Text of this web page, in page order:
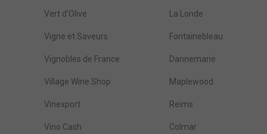
Vert d'Olive La Londe
Vigne et Saveurs Fontainebleau
Vignobles de France Dannemarie
Village Wine Shop Maplewood
Vinexport Reims
Vino Cash Colmar